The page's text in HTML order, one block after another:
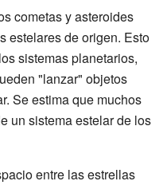
cometas y asteroides
estelares de origen. Esto
sistemas planetarios,
"lanzar" objetos
Se estima que muchos
un sistema estelar de los
entre las estrellas